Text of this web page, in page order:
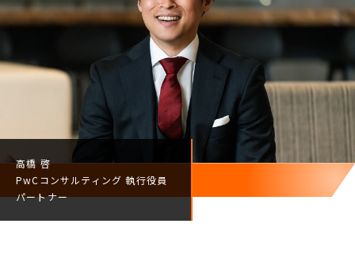
高橋 啓
PwCコンサルティング執行役員
パートナー